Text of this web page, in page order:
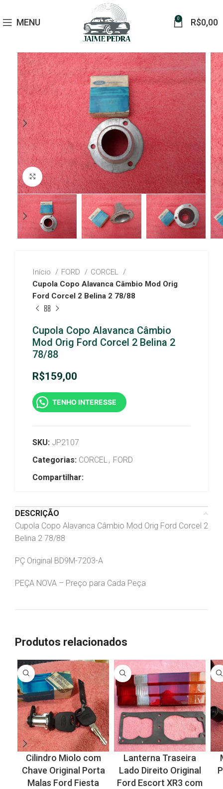
MENU 0 R$0,00
Click to enlarge
Início FORD
CORCEL
Cupola Copo Alavanca Câmbio Mod Orig
Ford Corcel 2 Belina 2 78/88
Cupola Copo Alavanca Câmbio
Mod Orig Ford Corcel 2 Belina 2
78/88
R$159,00
TENHO INTERESSE
SKU: JP2107
Categorias: CORCEL, FORD
Compartilhar:
DESCRIÇÃO
Cupola Copo Alavanca Câmbio Mod Orig Ford Corcel 2
Belina 2 78/88
PÇ Original BD9M-7203-A
PEÇA NOVA – Preço para Cada Peça
Produtos relacionados
Cilindro Miolo com
Chave Original Porta
Malas Ford Fiesta
Lanterna Traseira
Lado Direito Original
Ford Escort XR3 com